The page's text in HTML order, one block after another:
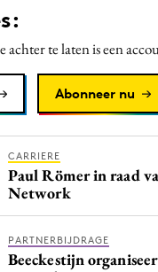
achter te laten is een
Abonneer nu
CARRIERE
Paul Römer in raad
Network
PARTNERBIJDRAGE
Beeckestijn